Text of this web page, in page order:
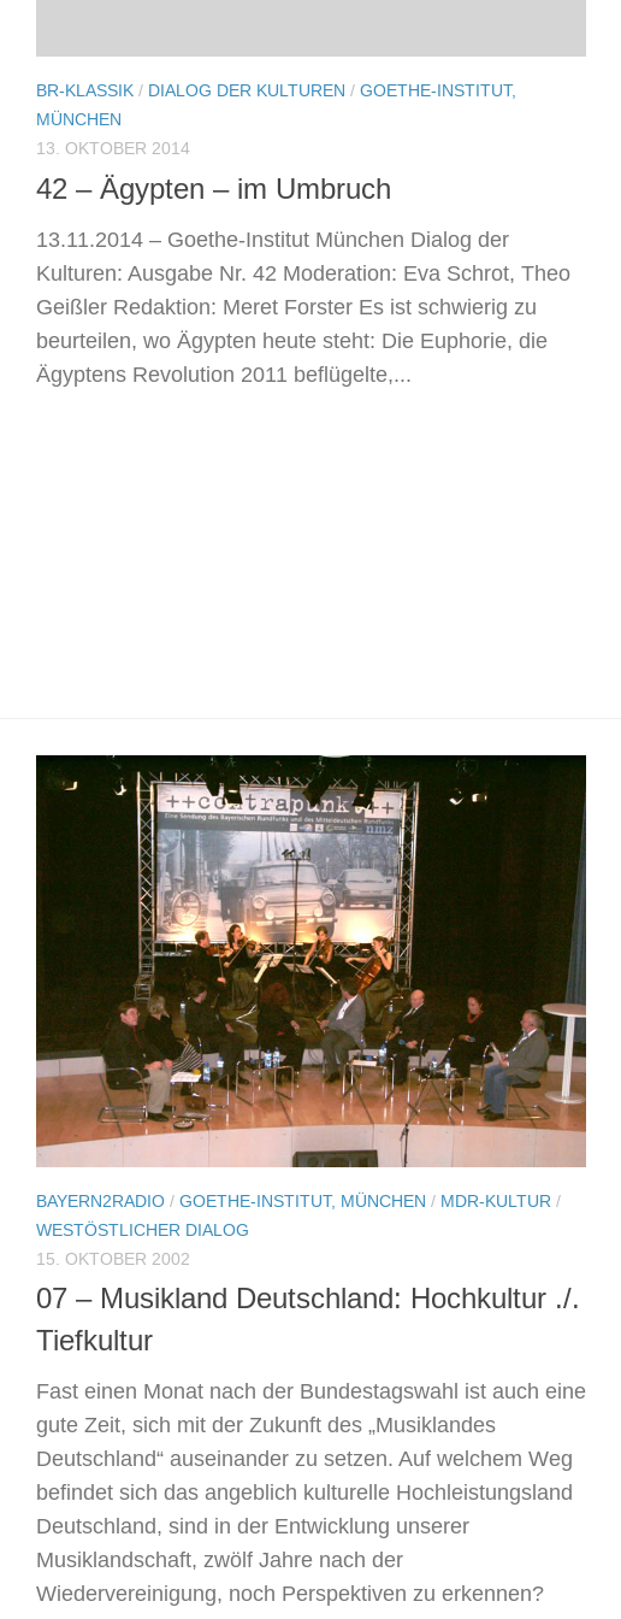
BR-KLASSIK / DIALOG DER KULTUREN / GOETHE-INSTITUT,
MÜNCHEN
13. OKTOBER 2014
42 – Ägypten – im Umbruch
13.11.2014 – Goethe-Institut München Dialog der
Kulturen: Ausgabe Nr. 42 Moderation: Eva Schrot, Theo
Geißler Redaktion: Meret Forster Es ist schwierig zu
beurteilen, wo Ägypten heute steht: Die Euphorie, die
Ägyptens Revolution 2011 beflügelte,...
BAYERN2RADIO / GOETHE-INSTITUT, MÜNCHEN / MDR-KULTUR /
WESTÖSTLICHER DIALOG
15. OKTOBER 2002
07 – Musikland Deutschland: Hochkultur ./.
Tiefkultur
Fast einen Monat nach der Bundestagswahl ist auch eine
gute Zeit, sich mit der Zukunft des „Musiklandes
Deutschland“ auseinander zu setzen. Auf welchem Weg
befindet sich das angeblich kulturelle Hochleistungsland
Deutschland, sind in der Entwicklung unserer
Musiklandschaft, zwölf Jahre nach der
Wiedervereinigung, noch Perspektiven zu erkennen?